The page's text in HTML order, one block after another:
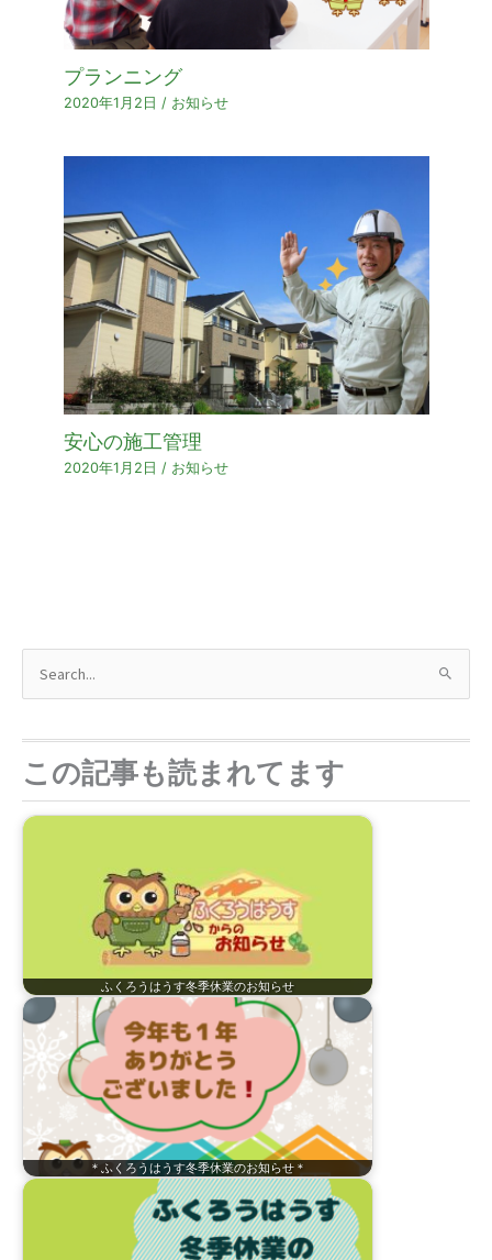
プランニング
2020年1月2日 / お知らせ
安心の施工管理
2020年1月2日 / お知らせ
象
この記事も読まれてます
ふくろうはうす冬季休業のお知らせ
＊ふくろうはうす冬季休業のお知らせ＊